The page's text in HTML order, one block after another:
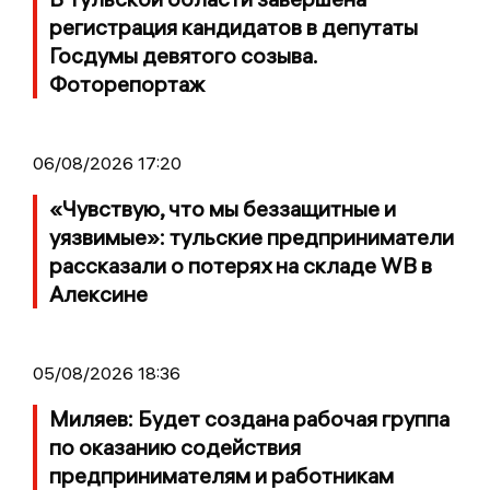
регистрация кандидатов в депутаты
Госдумы девятого созыва.
Фоторепортаж
06/08/2026 17:20
«Чувствую, что мы беззащитные и
уязвимые»: тульские предприниматели
рассказали о потерях на складе WB в
Алексине
05/08/2026 18:36
Миляев: Будет создана рабочая группа
по оказанию содействия
предпринимателям и работникам